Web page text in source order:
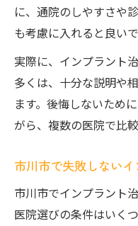
に、通院のしやすさや
も考慮に入れると良いで
実際に、インプラント
多くは、十分な説明や
ます。後悔しないため
がら、複数の医院で比
市川市で失敗しない
市川市でインプラント
医院選びの条件はいく